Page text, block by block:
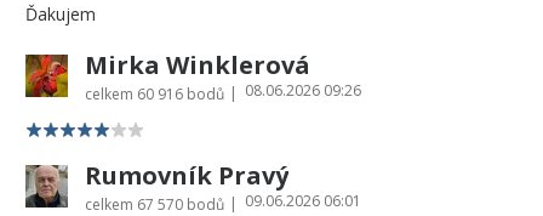
Ďakujem
Mirka Winklerová
celkem 60 916 bodů | 08.06.2026 09:26
Rumovník Pravý
celkem 67 570 bodů | 09.06.2026 06:01